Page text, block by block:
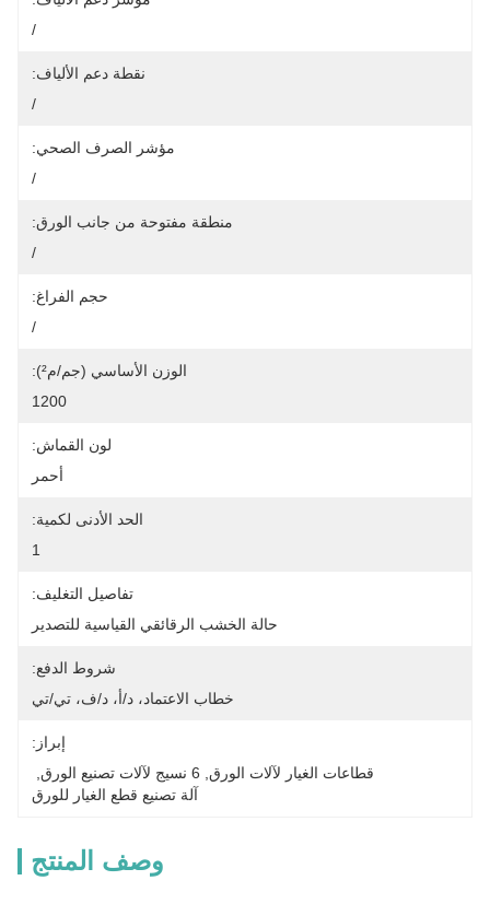
/
نقطة دعم الألياف:
/
مؤشر الصرف الصحي:
/
منطقة مفتوحة من جانب الورق:
/
حجم الفراغ:
/
الوزن الأساسي (جم/م²):
1200
لون القماش:
أحمر
الحد الأدنى لكمية:
1
تفاصيل التغليف:
حالة الخشب الرقائقي القياسية للتصدير
شروط الدفع:
خطاب الاعتماد، د/أ، د/ف، تي/تي
إبراز:
قطاعات الغيار لآلات الورق
6 نسيج لآلات تصنيع الورق
آلة تصنيع قطع الغيار للورق
وصف المنتج